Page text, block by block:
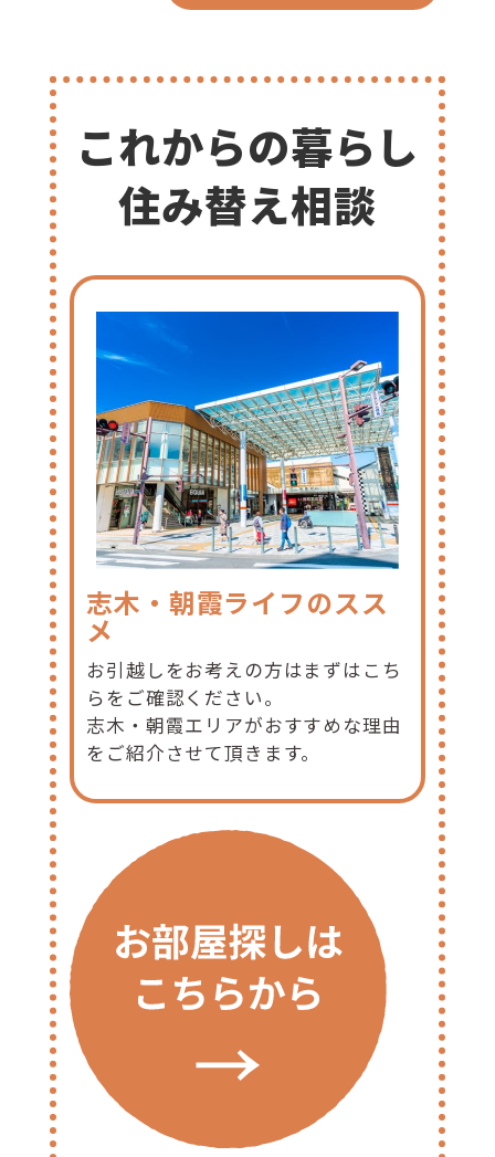
これからの暮らし
住み替え相談
志木・朝霞ライフのスス
メ
お引越しをお考えの方はまずはこち
らをご確認ください。
志木・朝霞エリアがおすすめな理由
をご紹介させて頂きます。